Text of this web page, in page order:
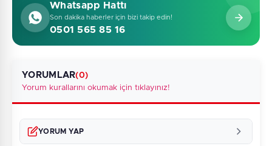
Whatsapp Hattı
Son dakika haberler için bizi takip edin!
0501 565 85 16
YORUMLAR(0)
Yorum kurallarını okumak için tıklayınız!
YORUM YAP